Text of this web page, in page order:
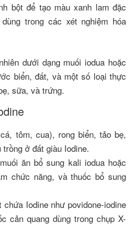
bột để tạo màu xanh lam đặc
trong các xét nghiệm hóa
dưới dạng muối iodua hoặc
biển, đất, và một số loại thực
sữa, và trứng.
tôm, cua), rong biển, tảo bẹ,
ở đất giàu Iodine.
ăn bổ sung kali iodua hoặc
chức năng, và thuốc bổ sung
Iodine như povidone-iodine
cản quang dùng trong chụp X-